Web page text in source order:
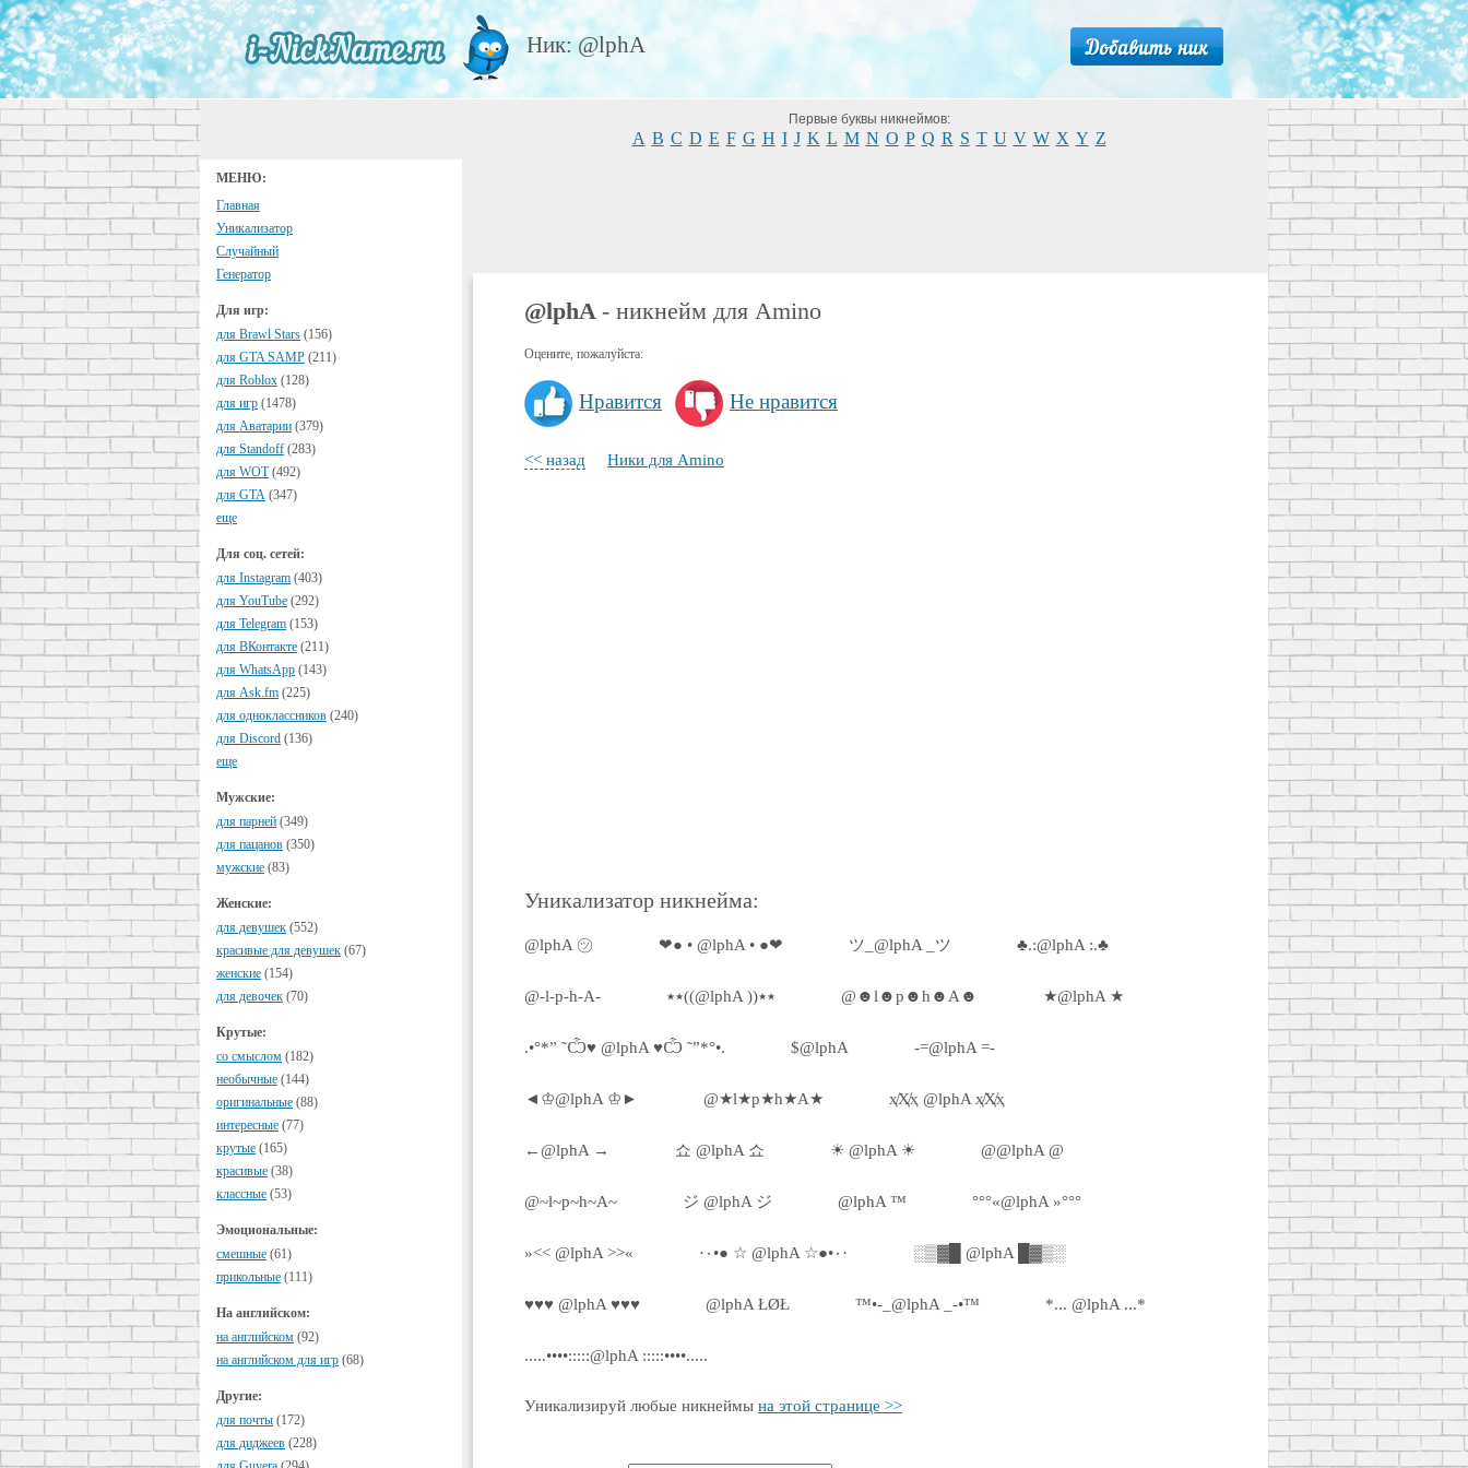
Ник: @lphA
МЕНЮ:
Главная
Уникализатор
Случайный
Генератор
Для игр:
для Brawl Stars (156)
для GTA SAMP (211)
для Roblox (128)
для игр (1478)
для Аватарии (379)
для Standoff (283)
для WOT (492)
для GTA (347)
еще
Для соц. сетей:
для Instagram (403)
для YouTube (292)
для Telegram (153)
для ВКонтакте (211)
для WhatsApp (143)
для Ask.fm (225)
для одноклассников (240)
для Discord (136)
еще
Мужские:
для парней (349)
для пацанов (350)
мужские (83)
Женские:
для девушек (552)
красивые для девушек (67)
женские (154)
для девочек (70)
Крутые:
cо смыслом (182)
необычные (144)
оригинальные (88)
интересные (77)
крутые (165)
красивые (38)
классные (53)
Эмоциональные:
смешные (61)
прикольные (111)
На английском:
на английском (92)
на английском для игр (68)
Другие:
для почты (172)
для диджеев (228)
Первые буквы никнеймов:
A B C D E F G H I J K L M N O P Q R S T U V W X Y Z
@lphA - никнейм для Amino
Оцените, пожалуйста:
Нравится Не нравится
<< назад Ники для Amino
Уникализатор никнейма:
@lphA ㋡ ❤● • @lphA • ●❤ ツ_@lphA _ツ ♣.:@lphA :.♣
@-l-p-h-A- ٭٭((@lphA ))٭٭ @☻l☻p☻h☻A☻ ★@lphA ★
.•°*” ˜Ѽ♥ @lphA ♥Ѽ ˜”*°•. $@lphA -=@lphA =-
◄♔@lphA ♔► @★l★p★h★A★ ҳ̸Ҳ̸ҳ @lphA ҳ̸Ҳ̸ҳ
←@lphA → 쇼 @lphA 쇼 ☀ @lphA ☀ @@lphA @
@~l~p~h~A~ ジ @lphA ジ @lphA ™ °°°«@lphA »°°°
»<< @lphA >>« ·٠•● ☆ @lphA ☆●•٠· ░▒▓█ @lphA █▓▒░
♥♥♥ @lphA ♥♥♥ @lphA ŁØŁ ™•-_@lphA _-•™ *... @lphA ...*
.....••••:::::@lphA :::::••••.....
Уникализируй любые никнеймы на этой странице >>